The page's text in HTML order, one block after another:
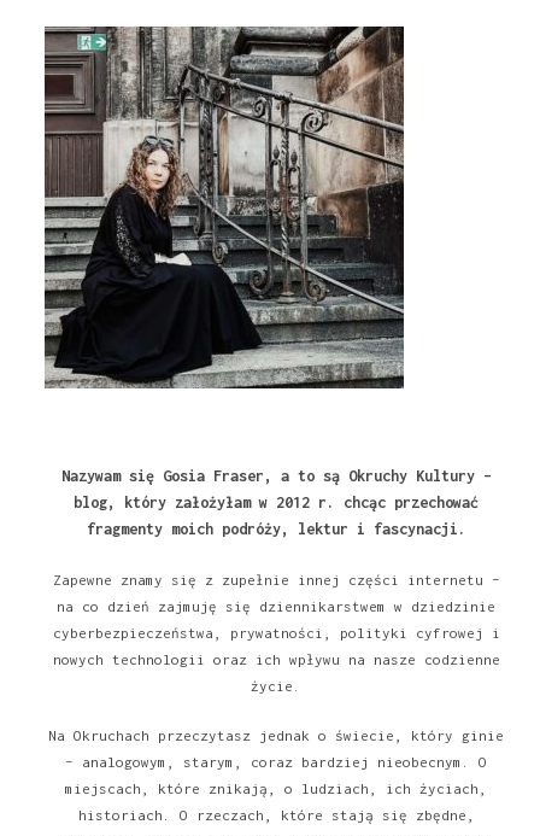
Nazywam się Gosia Fraser, a to są Okruchy Kultury –
blog, który założyłam w 2012 r. chcąc przechować
fragmenty moich podróży, lektur i fascynacji.
Zapewne znamy się z zupełnie innej części internetu –
na co dzień zajmuję się dziennikarstwem w dziedzinie
cyberbezpieczeństwa, prywatności, polityki cyfrowej i
nowych technologii oraz ich wpływu na nasze codzienne
życie.
Na Okruchach przeczytasz jednak o świecie, który ginie
– analogowym, starym, coraz bardziej nieobecnym. O
miejscach, które znikają, o ludziach, ich życiach,
historiach. O rzeczach, które stają się zbędne,